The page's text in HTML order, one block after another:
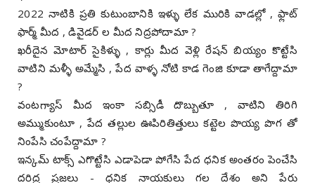
2022 నాటికి ప్రతి కుటుంబానికి ఇళ్ళు లేక మురికి వాడల్లో , ఫ్లాట్
ఫార్మ్ మీద , డివైడర్ ల మీద నిద్రపోదామా ?
ఖరీదైన మోటార్ సైకిళ్ళు , కార్లు మీద వెళ్లి రేషన్ బియ్యం కొట్టేసి
వాటిని మళ్ళీ అమ్మేసి , పేద వాళ్ళ నోటి కాడ గెంజి కూడా తాగేద్దామా
?
వంటగ్యాస్ మీద ఇంకా సబ్సిడీ దొబ్బుతూ , వాటిని తిరిగి
అమ్ముకుంటూ , పేద తల్లుల ఊపిరితిత్తులు కట్టెల పొయ్య పొగ తో
నింపేసి చంపేద్దామా ?
ఇన్కమ్ టాక్స్ ఎగొట్టేసి ఎడాపెడా పోగేసి పేద ధనిక అంతరం పెంచేసి
దరిద్ర ప్రజలు - ధనిక నాయకులు గల దేశం అని పేరు